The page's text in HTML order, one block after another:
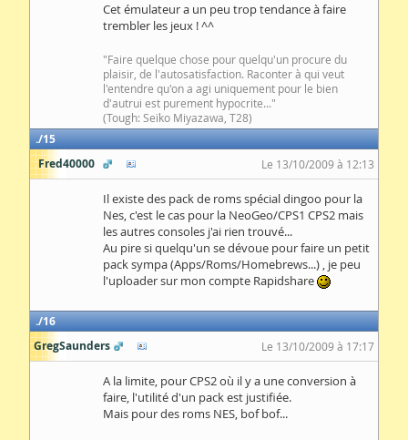
Cet émulateur a un peu trop tendance à faire
trembler les jeux ! ^^
"Faire quelque chose pour quelqu'un procure du
plaisir, de l'autosatisfaction. Raconter à qui veut
l'entendre qu'on a agi uniquement pour le bien
d'autrui est purement hypocrite..."
(Tough: Seïko Miyazawa, T28)
15
Fred40000
Le 13/10/2009 à 12:13
Il existe des pack de roms spécial dingoo pour la
Nes, c'est le cas pour la NeoGeo/CPS1 CPS2 mais
les autres consoles j'ai rien trouvé...
Au pire si quelqu'un se dévoue pour faire un petit
pack sympa (Apps/Roms/Homebrews...) , je peu
l'uploader sur mon compte Rapidshare
16
GregSaunders
Le 13/10/2009 à 17:17
A la limite, pour CPS2 où il y a une conversion à
faire, l'utilité d'un pack est justifiée.
Mais pour des roms NES, bof bof...